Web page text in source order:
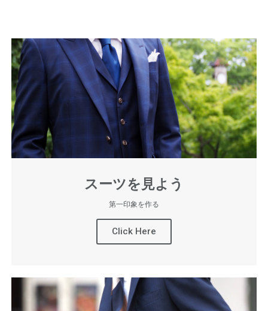
スーツを見よう
第一印象を作る
Click Here